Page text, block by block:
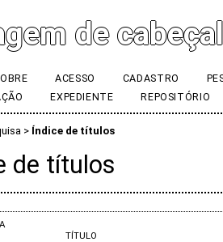
ACESSO CADASTRO
EXPEDIENTE REPOSITÓRIO
> Índice de títulos
de títulos
TÍTULO